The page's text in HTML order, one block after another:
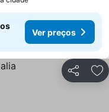
Ver preços
Partilhar